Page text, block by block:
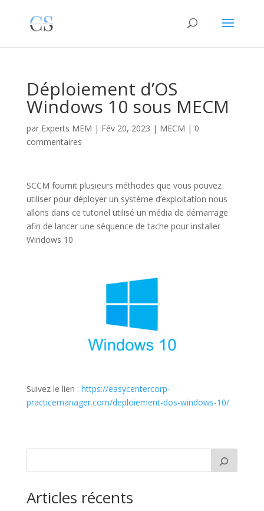
Déploiement d’OS
Windows 10 sous MECM
par Experts MEM | Fév 20, 2023 | MECM | 0
commentaires
SCCM fournit plusieurs méthodes que vous pouvez
utiliser pour déployer un système d’exploitation nous
allons dans ce tutoriel utilisé un média de démarrage
afin de lancer une séquence de tache pour installer
Windows 10
Suivez le lien : https://easycentercorp-
practicemanager.com/deploiement-dos-windows-10/
Articles récents